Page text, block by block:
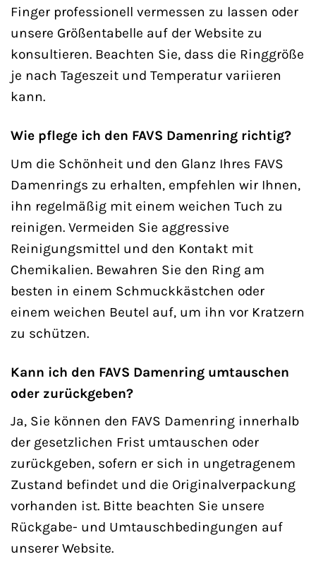
Finger professionell vermessen zu lassen oder
unsere Größentabelle auf der Website zu
konsultieren. Beachten Sie, dass die Ringgröße
je nach Tageszeit und Temperatur variieren
kann.
Wie pflege ich den FAVS Damenring richtig?
Um die Schönheit und den Glanz Ihres FAVS
Damenrings zu erhalten, empfehlen wir Ihnen,
ihn regelmäßig mit einem weichen Tuch zu
reinigen. Vermeiden Sie aggressive
Reinigungsmittel und den Kontakt mit
Chemikalien. Bewahren Sie den Ring am
besten in einem Schmuckkästchen oder
einem weichen Beutel auf, um ihn vor Kratzern
zu schützen.
Kann ich den FAVS Damenring umtauschen
oder zurückgeben?
Ja, Sie können den FAVS Damenring innerhalb
der gesetzlichen Frist umtauschen oder
zurückgeben, sofern er sich in ungetragenem
Zustand befindet und die Originalverpackung
vorhanden ist. Bitte beachten Sie unsere
Rückgabe- und Umtauschbedingungen auf
unserer Website.